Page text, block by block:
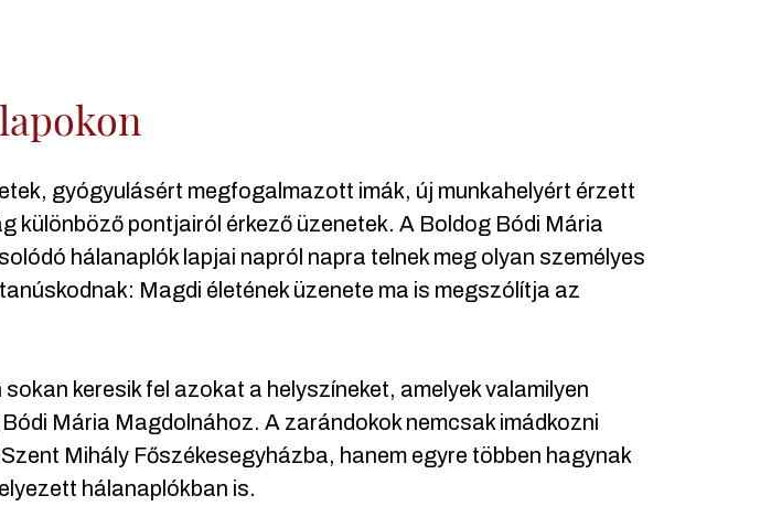
gyógyulásért megfogalmazott imák, új munkahelyért érzett
különböző pontjairól érkező üzenetek. A Boldog Bódi Mária
hálanaplók lapjai napról napra telnek meg olyan személyes
Magdi életének üzenete ma is megszólítja az
keresik fel azokat a helyszíneket, amelyek valamilyen
Mária Magdolnához. A zarándokok nemcsak imádkozni
Mihály Főszékesegyházba, hanem egyre többen hagynak
hálanaplókban is.